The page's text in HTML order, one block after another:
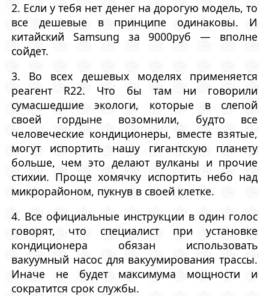
2. Если у тебя нет денег на дорогую модель, то
все дешевые в принципе одинаковы. И
китайский Samsung за 9000руб — вполне
сойдет.
3. Во всех дешевых моделях применяется
реагент R22. Что бы там ни говорили
сумасшедшие экологи, которые в слепой
своей гордыне возомнили, будто все
человеческие кондиционеры, вместе взятые,
могут испортить нашу гигантскую планету
больше, чем это делают вулканы и прочие
стихии. Проще хомячку испортить небо над
микрорайоном, пукнув в своей клетке.
4. Все официальные инструкции в один голос
говорят, что специалист при установке
кондиционера обязан использовать
вакуумный насос для вакуумирования трассы.
Иначе не будет максимума мощности и
сократится срок службы.